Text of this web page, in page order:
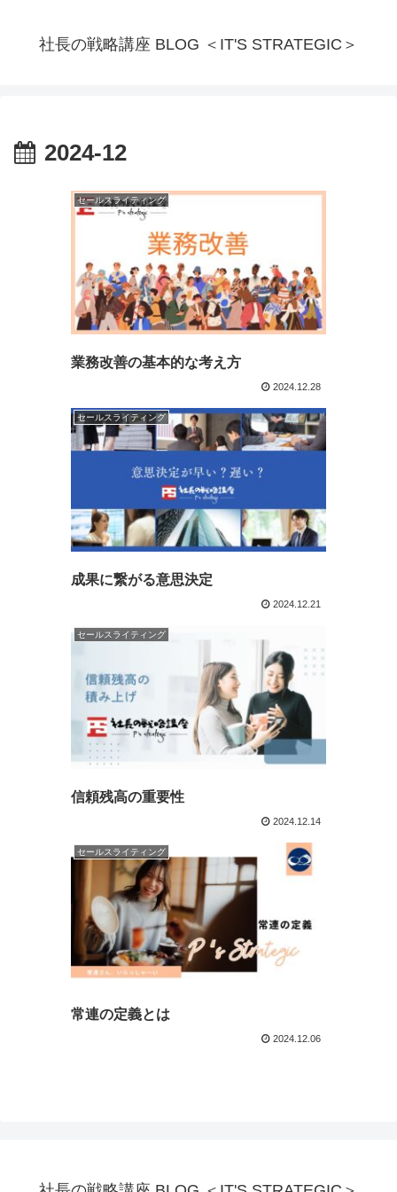
社長の戦略講座 BLOG ＜IT'S STRATEGIC＞
2024-12
セールスライティング
業務改善の基本的な考え方
2024.12.28
セールスライティング
成果に繋がる意思決定
2024.12.21
セールスライティング
信頼残高の重要性
2024.12.14
セールスライティング
常連の定義とは
2024.12.06